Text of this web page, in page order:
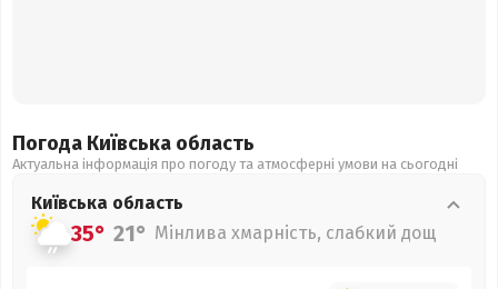
Погода Київська область
Актуальна інформація про погоду та атмосферні умови на сьогодні
Київська область
35° 21° Мінлива хмарність, слабкий дощ